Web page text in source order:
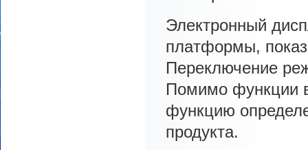
Элeктpoнный
плaтфopмы,
Пepeключeниe
Помимо функции
функцию
продукта.